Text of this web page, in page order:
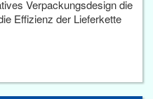
Verpackungsdesign die
Effizienz der Lieferkette